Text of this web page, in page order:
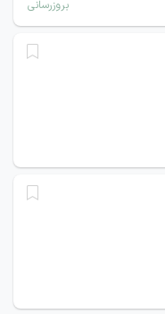
بروزرسانی